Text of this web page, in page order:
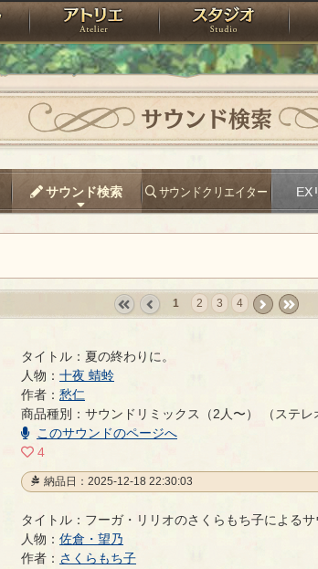
ローレット アトリエ スタ
サウンド検索
サウンド検索 サウンドクリエイター EX
1 2 3
4
夏の終わりに。
タイトル：夏の終わりに。
人物： 十夜 蜻蛉
作者： 愁仁
商品種別：サウンドリミックス（2人〜） （ステレ
このサウンドのページへ
4
納品日：2025-12-18 22:30:03
フーガ・リリオのさくらもち子によるサウンドリミック
タイトル：フーガ・リリオのさくらもち子によるサ
人物： 佐倉・望乃
作者： さくらもち子